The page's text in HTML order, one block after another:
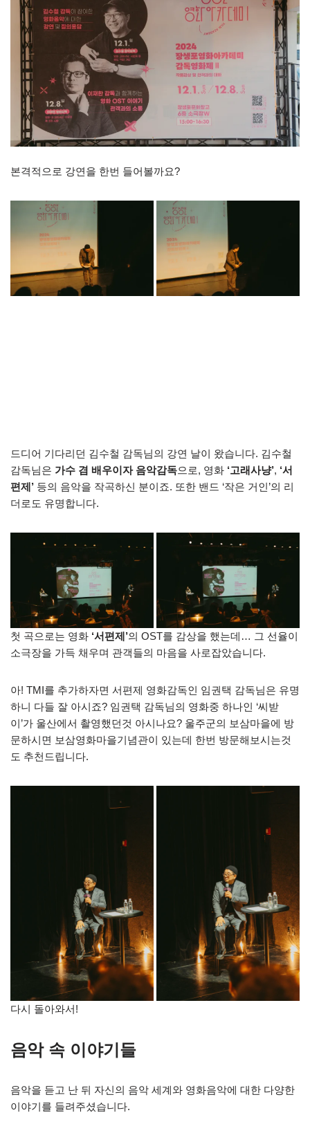
본격적으로 강연을 한번 들어볼까요?
드디어 기다리던 김수철 감독님의 강연 날이 왔습니다. 김수철
감독님은 가수 겸 배우이자 음악감독으로, 영화 ‘고래사냥’, ‘서
편제’ 등의 음악을 작곡하신 분이죠. 또한 밴드 ‘작은 거인’의 리
더로도 유명합니다.
첫 곡으로는 영화 ‘서편제’의 OST를 감상을 했는데… 그 선율이
소극장을 가득 채우며 관객들의 마음을 사로잡았습니다.
아! TMI를 추가하자면 서편제 영화감독인 임권택 감독님은 유명
하니 다들 잘 아시죠? 임권택 감독님의 영화중 하나인 ‘씨받
이’가 울산에서 촬영했던것 아시나요? 울주군의 보삼마을에 방
문하시면 보삼영화마을기념관이 있는데 한번 방문해보시는것
도 추천드립니다.
다시 돌아와서!
음악 속 이야기들
음악을 듣고 난 뒤 자신의 음악 세계와 영화음악에 대한 다양한
이야기를 들려주셨습니다.